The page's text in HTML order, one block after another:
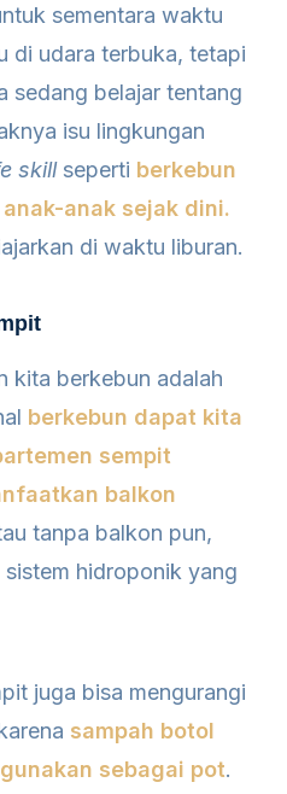
sementara waktu
di udara terbuka, tetapi
sedang belajar tentang
isu lingkungan
skillseperti berkebun
anak sejak dini.
di waktu liburan.
kita berkebun adalah
berkebun dapat kita
sempit
balkon
tanpa balkon pun,
hidroponik yang
juga bisa mengurangi
sampah botol
sebagai pot.